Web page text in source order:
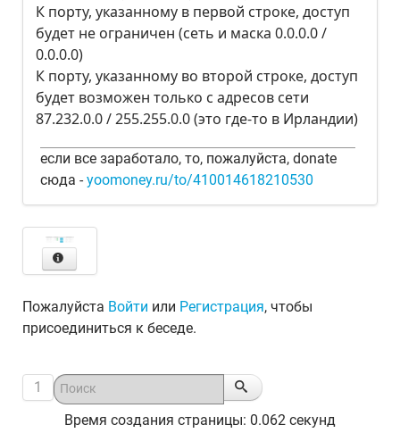
К порту, указанному в первой строке, доступ
будет не ограничен (сеть и маска 0.0.0.0 /
0.0.0.0)
К порту, указанному во второй строке, доступ
будет возможен только с адресов сети
87.232.0.0 / 255.255.0.0 (это где-то в Ирландии)
если все заработало, то, пожалуйста, donate
сюда -yoomoney.ru/to/410014618210530
Пожалуйста Войти или Регистрация, чтобы
присоединиться к беседе.
1
Время создания страницы: 0.062 секунд